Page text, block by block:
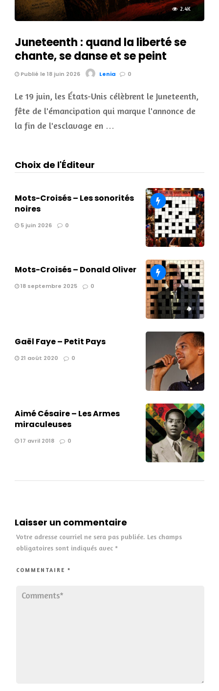
2.4K
Juneteenth : quand la liberté se
chante, se danse et se peint
Publié le 18 juin 2026 Lenia 0
Le 19 juin, les États-Unis célèbrent le Juneteenth,
fête de l'émancipation qui marque l'annonce de
la fin de l'esclavage en …
Choix de l'Éditeur
Mots-Croisés – Les sonorités
noires
5 juin 2026 0
Mots-Croisés – Donald Oliver
18 septembre 2025 0
Gaël Faye – Petit Pays
21 août 2020 0
Aimé Césaire – Les Armes
miraculeuses
17 avril 2018 0
Laisser un commentaire
Votre adresse courriel ne sera pas publiée. Les champs
obligatoires sont indiqués avec *
COMMENTAIRE *